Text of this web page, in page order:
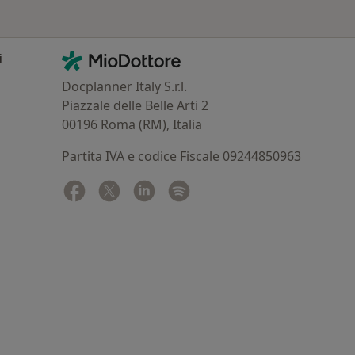
Contatti
MioDottore - Homepage
Docplanner Italy S.r.l.
Piazzale delle Belle Arti 2
00196 Roma (RM), Italia
Partita IVA e codice Fiscale 09244850963
Facebook
si apre in una nuova scheda
Twitter
si apre in una nuova scheda
Linkedin
si apre in una nuova scheda